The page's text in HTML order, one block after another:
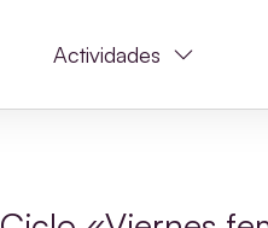
Actividades